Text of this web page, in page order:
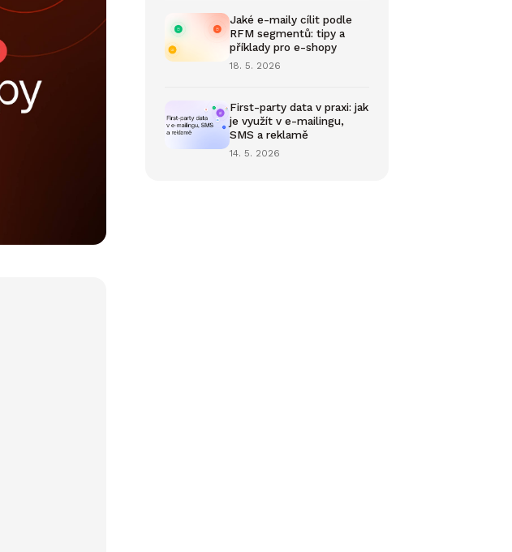
Jaké e-maily cílit podle
RFM segmentů: tipy a
příklady pro e-shopy
18. 5. 2026
First-party data v praxi: jak
je využít v e-mailingu,
SMS a reklamě
14. 5. 2026